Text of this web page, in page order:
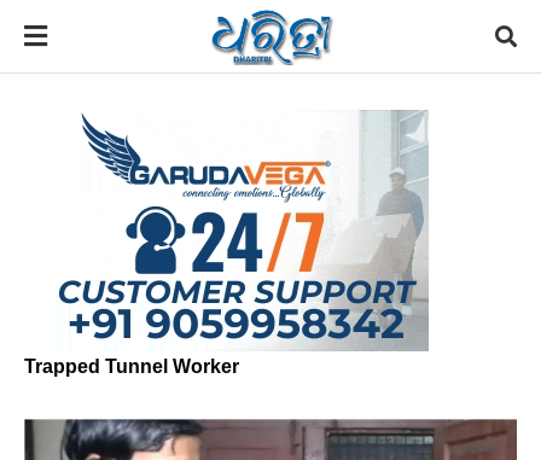
Trapped Tunnel Worker